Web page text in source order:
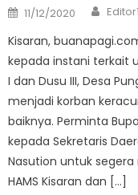
Posted
on
11/12/2020 Author
Editor1
Kisaran,
kepada instani terkait
I dan Dusu III, Desa
menjadi korban
baiknya. Perminta
kepada Sekretaris
Nasution untuk segera
HAMS Kisaran dan […]